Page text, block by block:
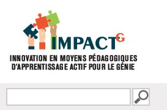
FORMULAIRE DE